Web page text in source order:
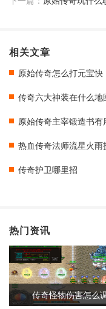
相关文章
原始传奇怎么打元宝快
传奇六大神装在什么地
原始传奇主宰锻造书有
热血传奇法师流星火
传奇护卫哪里招
热门资讯
传奇怪物伤害怎么